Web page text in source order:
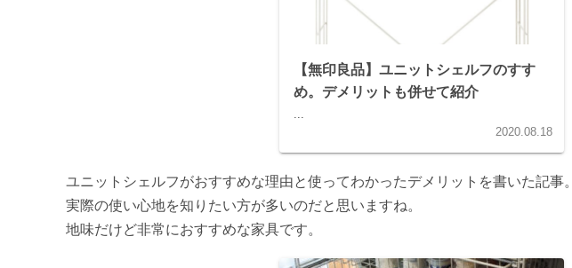
【無印良品】ユニットシェルフのすす
め。デメリットも併せて紹介
2020.08.18
ユニットシェルフがおすすめな理由と使ってわかったデメリットを書いた記事。
実際の使い心地を知りたい方が多いのだと思いますね。
地味だけど非常におすすめな家具です。